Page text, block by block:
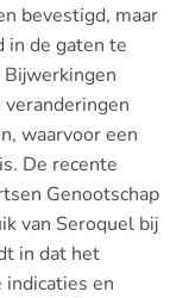
bevestigd, maar
in de gaten te
waarvoor een
De recente
Genootschap
van Seroquel bij
in dat het
en